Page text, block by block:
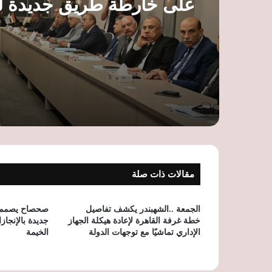
على خارطة طريق جديدة
الخدمات وتوسيع قاعدة
مقالات ذات صلة
الجمعة ..الشهبندر يكشف تفاصيل
خطة غرفة القاهرة لإعادة هيكلة الجهاز
الإداري تماشيًا مع توجهات الدولة
صحصاح
جديدة
الخيمة